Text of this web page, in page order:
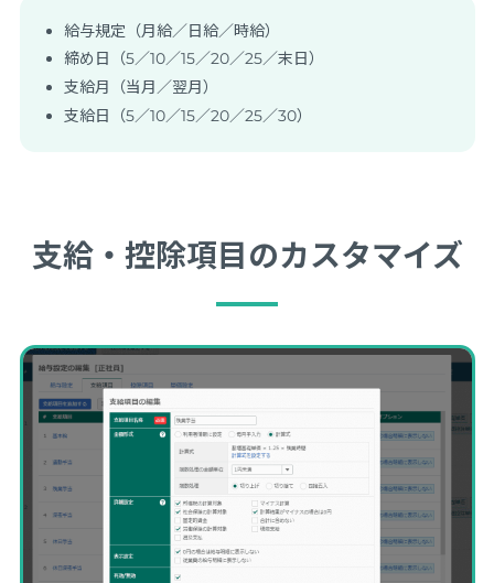
給与規定（月給／日給／時給）
締め日（5／10／15／20／25／末日）
支給月（当月／翌月）
支給日（5／10／15／20／25／30）
支給・控除項目のカスタマイズ